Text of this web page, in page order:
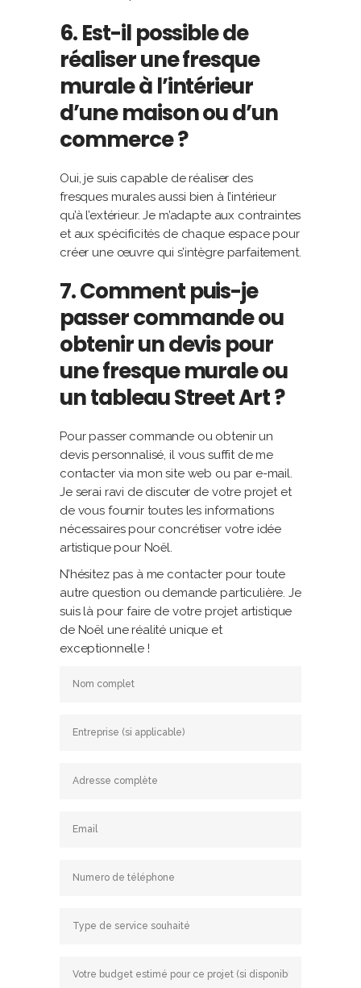
6. Est-il possible de
réaliser une fresque
murale à l’intérieur
d’une maison ou d’un
commerce ?
Oui, je suis capable de réaliser des
fresques murales aussi bien à l’intérieur
qu’à l’extérieur. Je m’adapte aux contraintes
et aux spécificités de chaque espace pour
créer une œuvre qui s’intègre parfaitement.
7. Comment puis-je
passer commande ou
obtenir un devis pour
une fresque murale ou
un tableau Street Art ?
Pour passer commande ou obtenir un
devis personnalisé, il vous suffit de me
contacter via mon site web ou par e-mail.
Je serai ravi de discuter de votre projet et
de vous fournir toutes les informations
nécessaires pour concrétiser votre idée
artistique pour Noël.
N’hésitez pas à me contacter pour toute
autre question ou demande particulière. Je
suis là pour faire de votre projet artistique
de Noël une réalité unique et
exceptionnelle !